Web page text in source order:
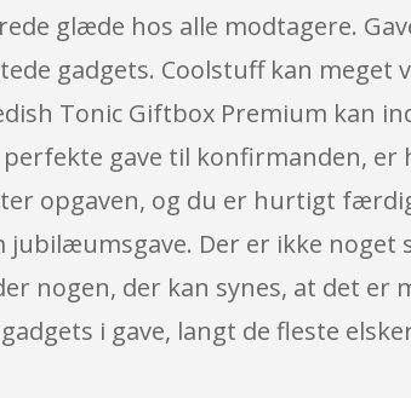
glæde hos alle modtagere.
gadgets. Coolstuff kan meget
Tonic Giftbox Premium kan
gave til konfirmanden,
opgaven, og du er hurtigt
Der er ikke noget
nogen, der kan synes, at det er
i gave, langt de fleste